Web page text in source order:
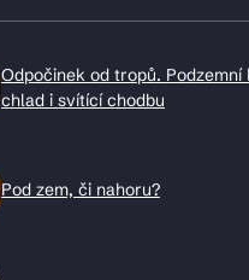
Odpočinek od tropů.
chlad i svítící chodbu
Pod zem, či nahoru?